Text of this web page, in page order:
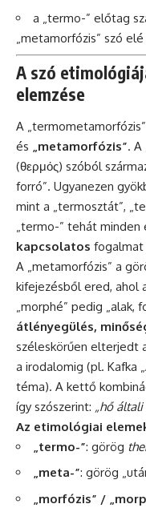
a „termo-” előtag
„metamorfózis” szó elé
A szó
elemzése
A
és
„metamorfózis”. A
(θερμός) szóból
forró”. Ugyanezen
mint a „termosztát”,
„termo-” tehát minden
kapcsolatos fogalmat
A „metamorfózis” a
kifejezésből ered, ahol
„morphé” pedig „alak,
átlényegülés,
széleskörűen elterjedt
a irodalomig (pl. Kafka
téma). A kettő
így szószerint: „hő
Az etimológiai
„termo-”: görög
„meta-”: görög
„morfózis” /